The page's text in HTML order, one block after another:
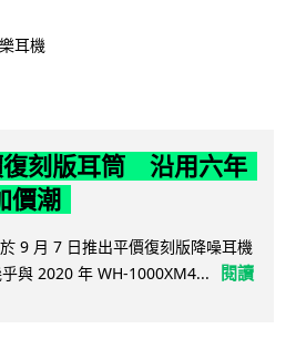
耳機
復刻版耳筒 沿用六年
價潮
9 月 7 日推出平價復刻版降噪耳機
與 2020 年 WH-1000XM4...
閱讀